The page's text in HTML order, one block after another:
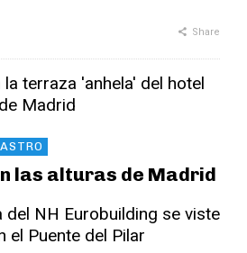
Share
las alturas de Madrid
del NH Eurobuilding se viste
el Puente del Pilar